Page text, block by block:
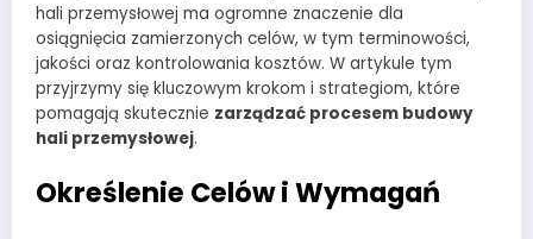
hali przemysłowej ma ogromne znaczenie dla
osiągnięcia zamierzonych celów, w tym terminowości,
jakości oraz kontrolowania kosztów. W artykule tym
przyjrzymy się kluczowym krokom i strategiom, które
pomagają skutecznie zarządzać procesem budowy
hali przemysłowej.
Określenie Celów i Wymagań